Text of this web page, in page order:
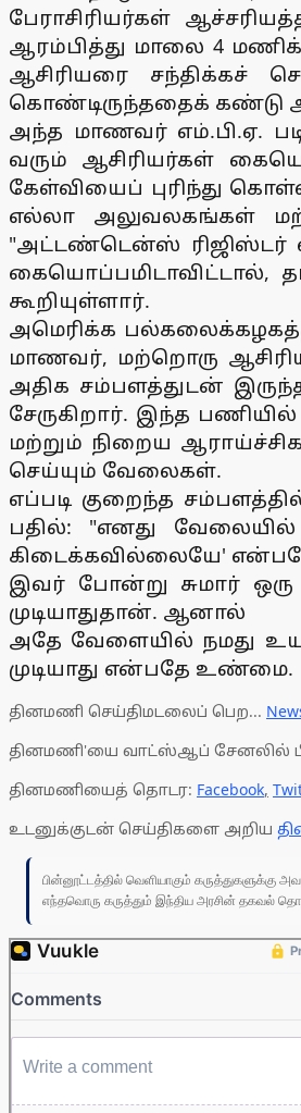
பேராசிரியர்கள்
ஆரம்பித்து மாலை 4
ஆசிரியரை சந்திக்கச்
கொண்டிருந்ததைக் கண்டு
அந்த மாணவர் எம்.பி.ஏ.
வரும் ஆசிரியர்கள்
கேள்வியைப் புரிந்து
எல்லா அலுவலகங்கள்
"அட்டண்டென்ஸ் ரிஜிஸ்டர்
கையொப்பமிடாவிட்டால்,
கூறியுள்ளார்.
அமெரிக்க
மாணவர், மற்றொரு
அதிக சம்பளத்துடன்
சேருகிறார். இந்த
மற்றும் நிறைய
செய்யும் வேலைகள்.
எப்படி குறைந்த
பதில்: "எனது
கிடைக்கவில்லையே'
இவர் போன்று சுமார்
முடியாதுதான். ஆனால்
அதே வேளையில் நமது
முடியாது என்பதே உண்மை.
தினமணி செய்திமடலைப் பெற...
தினமணி'யை வாட்ஸ்ஆப் சேனலில்
தினமணியைத் தொடர: Facebook,
உடனுக்குடன் செய்திகளை அறிய
பின்னூட்டத்தில் வெளியாகும் கருத்துகளுக்கு
எந்தவொரு கருத்தும் இந்திய அரசின் தகவல்